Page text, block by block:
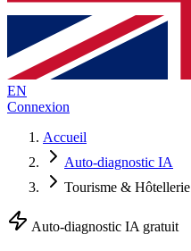
EN
Connexion
Accueil
Auto-diagnostic IA
Tourisme & Hôtellerie
Auto-diagnostic IA gratuit